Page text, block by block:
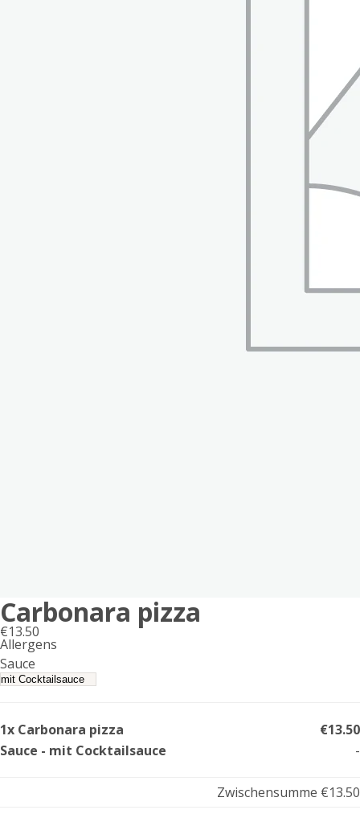
Carbonara pizza
€13.50
Allergens
Product
allergen
Sauce
1x Carbonara pizza
€13.50
Sauce - mit Cocktailsauce
-
Zwischensumme €13.50